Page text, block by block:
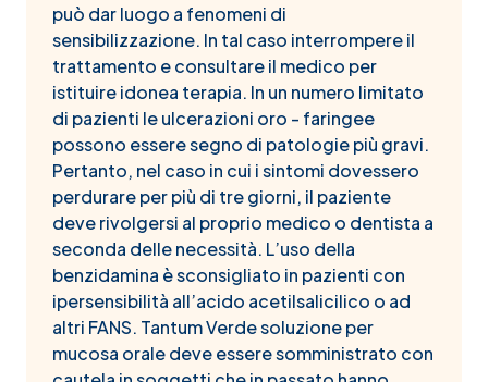
può dar luogo a fenomeni di
sensibilizzazione. In tal caso interrompere il
trattamento e consultare il medico per
istituire idonea terapia. In un numero limitato
di pazienti le ulcerazioni oro - faringee
possono essere segno di patologie più gravi.
Pertanto, nel caso in cui i sintomi dovessero
perdurare per più di tre giorni, il paziente
deve rivolgersi al proprio medico o dentista a
seconda delle necessità. L’uso della
benzidamina è sconsigliato in pazienti con
ipersensibilità all’acido acetilsalicilico o ad
altri FANS. Tantum Verde soluzione per
mucosa orale deve essere somministrato con